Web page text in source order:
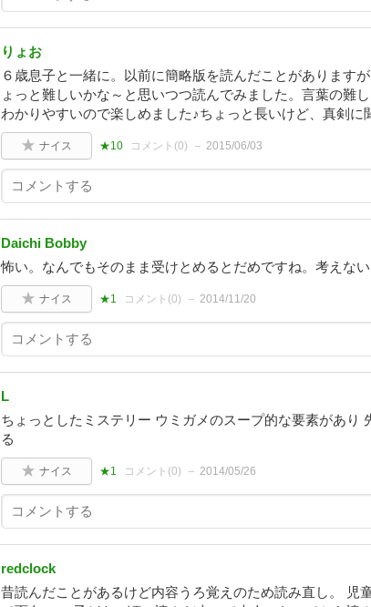
りょお
６歳息子と一緒に。以前に簡略版を読んだことがあります
ょっと難しいかな～と思いつつ読んでみました。言葉の難
わかりやすいので楽しめました♪ちょっと長いけど、真剣に
ナイス ★10 コメント(0) 2015/06/03
Daichi Bobby
怖い。なんでもそのまま受けとめるとだめですね。考えない
ナイス ★1 コメント(0) 2014/11/20
L
ちょっとしたミステリー ウミガメのスープ的な要素があり
る
ナイス ★1 コメント(0) 2014/05/26
redclock
昔読んだことがあるけど内容うろ覚えのため読み直し。 児